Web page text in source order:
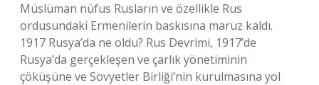
Müslüman nüfus Rusların ve özellikle Rus
ordusundaki Ermenilerin baskısına maruz kaldı.
1917 Rusya’da ne oldu? Rus Devrimi, 1917’de
Rusya’da gerçekleşen ve çarlık yönetiminin
çöküşüne ve Sovyetler Birliği’nin kurulmasına yol